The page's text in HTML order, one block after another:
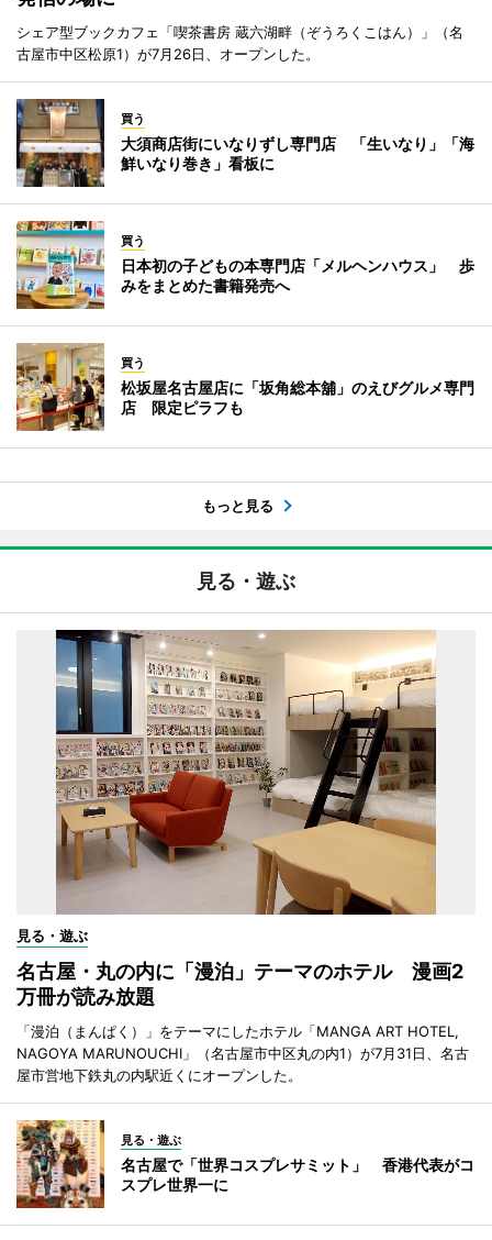
シェア型ブックカフェ「喫茶書房 蔵六湖畔（ぞうろくこはん）」（名
古屋市中区松原1）が7月26日、オープンした。
買う
大須商店街にいなりずし専門店 「生いなり」「海
鮮いなり巻き」看板に
買う
日本初の子どもの本専門店「メルヘンハウス」 歩
みをまとめた書籍発売へ
買う
松坂屋名古屋店に「坂角総本舖」のえびグルメ専門
店 限定ピラフも
もっと見る
見る・遊ぶ
見る・遊ぶ
名古屋・丸の内に「漫泊」テーマのホテル 漫画2
万冊が読み放題
「漫泊（まんぱく）」をテーマにしたホテル「MANGA ART HOTEL,
NAGOYA MARUNOUCHI」（名古屋市中区丸の内1）が7月31日、名古
屋市営地下鉄丸の内駅近くにオープンした。
見る・遊ぶ
名古屋で「世界コスプレサミット」 香港代表がコ
スプレ世界一に